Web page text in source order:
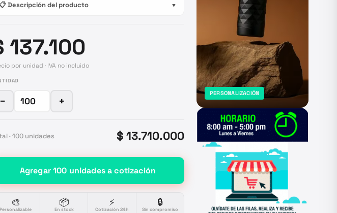
Descripción del producto ▼
137.100
por unidad · IVA no incluido
− +
· 100 unidades $ 13.710.000
Agregar100 unidadesa cotización
🎨
Personalizable
📦
En stock
⚡
Cotización 24h
🔒
Sin compromiso
PERSONALIZACIÓN